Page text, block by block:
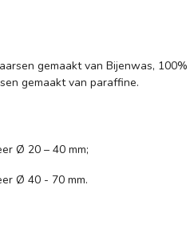
gemaakt van Bijenwas,
gemaakt van paraffine.
Ø 20 – 40 mm;
Ø 40 - 70 mm.